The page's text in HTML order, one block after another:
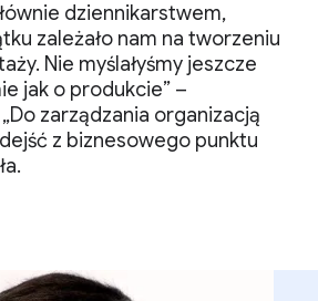
dziennikarstwem,
zależało nam na tworzeniu
Nie myślałyśmy jeszcze
jak o produkcie” –
zarządzania organizacją
z biznesowego punktu